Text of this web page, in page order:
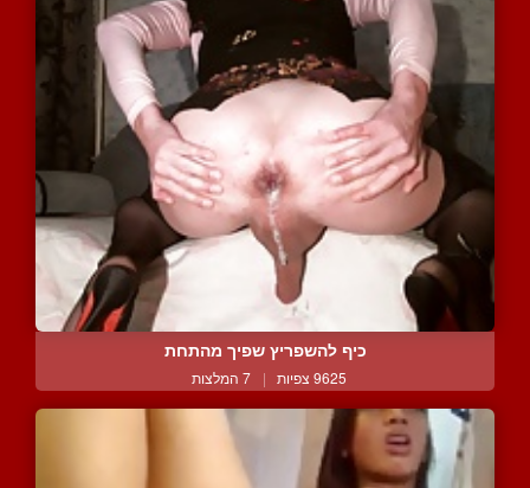
כיף להשפריץ שפיך מהתחת
9625 צפיות | 7 המלצות